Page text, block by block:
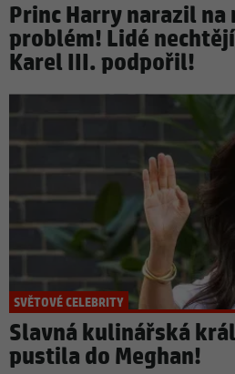
Princ Harry narazil na
problém! Lidé
Karel III. podpořil!
SVĚTOVÉ CELEBRITY
Slavná kulinářská
pustila do Meghan!